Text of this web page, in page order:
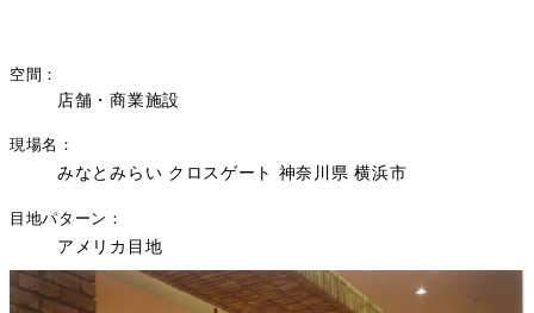
空間
店舗・商業施設
現場名
みなとみらい クロスゲート 神奈川県 横浜市
目地パターン
アメリカ目地